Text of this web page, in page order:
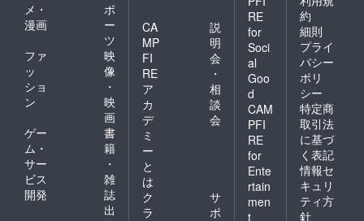
メ・
漫画
ポ
ー
ツ
ファ
ッ
ショ
ン
映
像
・
映
画
ゲー
ム・
サー
ビス
開発
書
籍
・
雑
誌
出
CA
MP
FI
RE
ア
カ
デ
ミ
ー
と
は
説
明
会
・
相
談
会
ク
ラ
サ
ポ
RE
for
Soci
al
Goo
d
CAM
PFI
RE
for
Ente
rtain
men
t
約
細則
プライ
バシー
ポリ
シー
特定商
取引法
に基づ
く表記
情報セ
キュリ
ティ方
針